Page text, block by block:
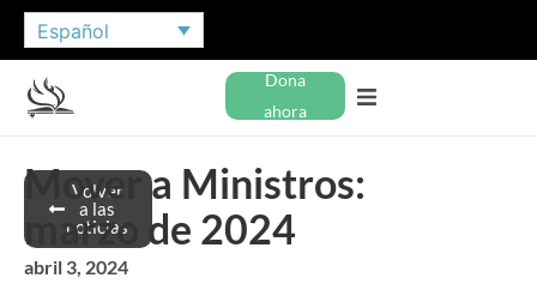
Español
Dona
ahora
Volver
a las
noticias
Mover a Ministros:
marzo de 2024
abril 3, 2024